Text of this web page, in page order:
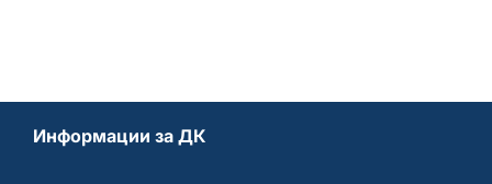
Информации за ДК